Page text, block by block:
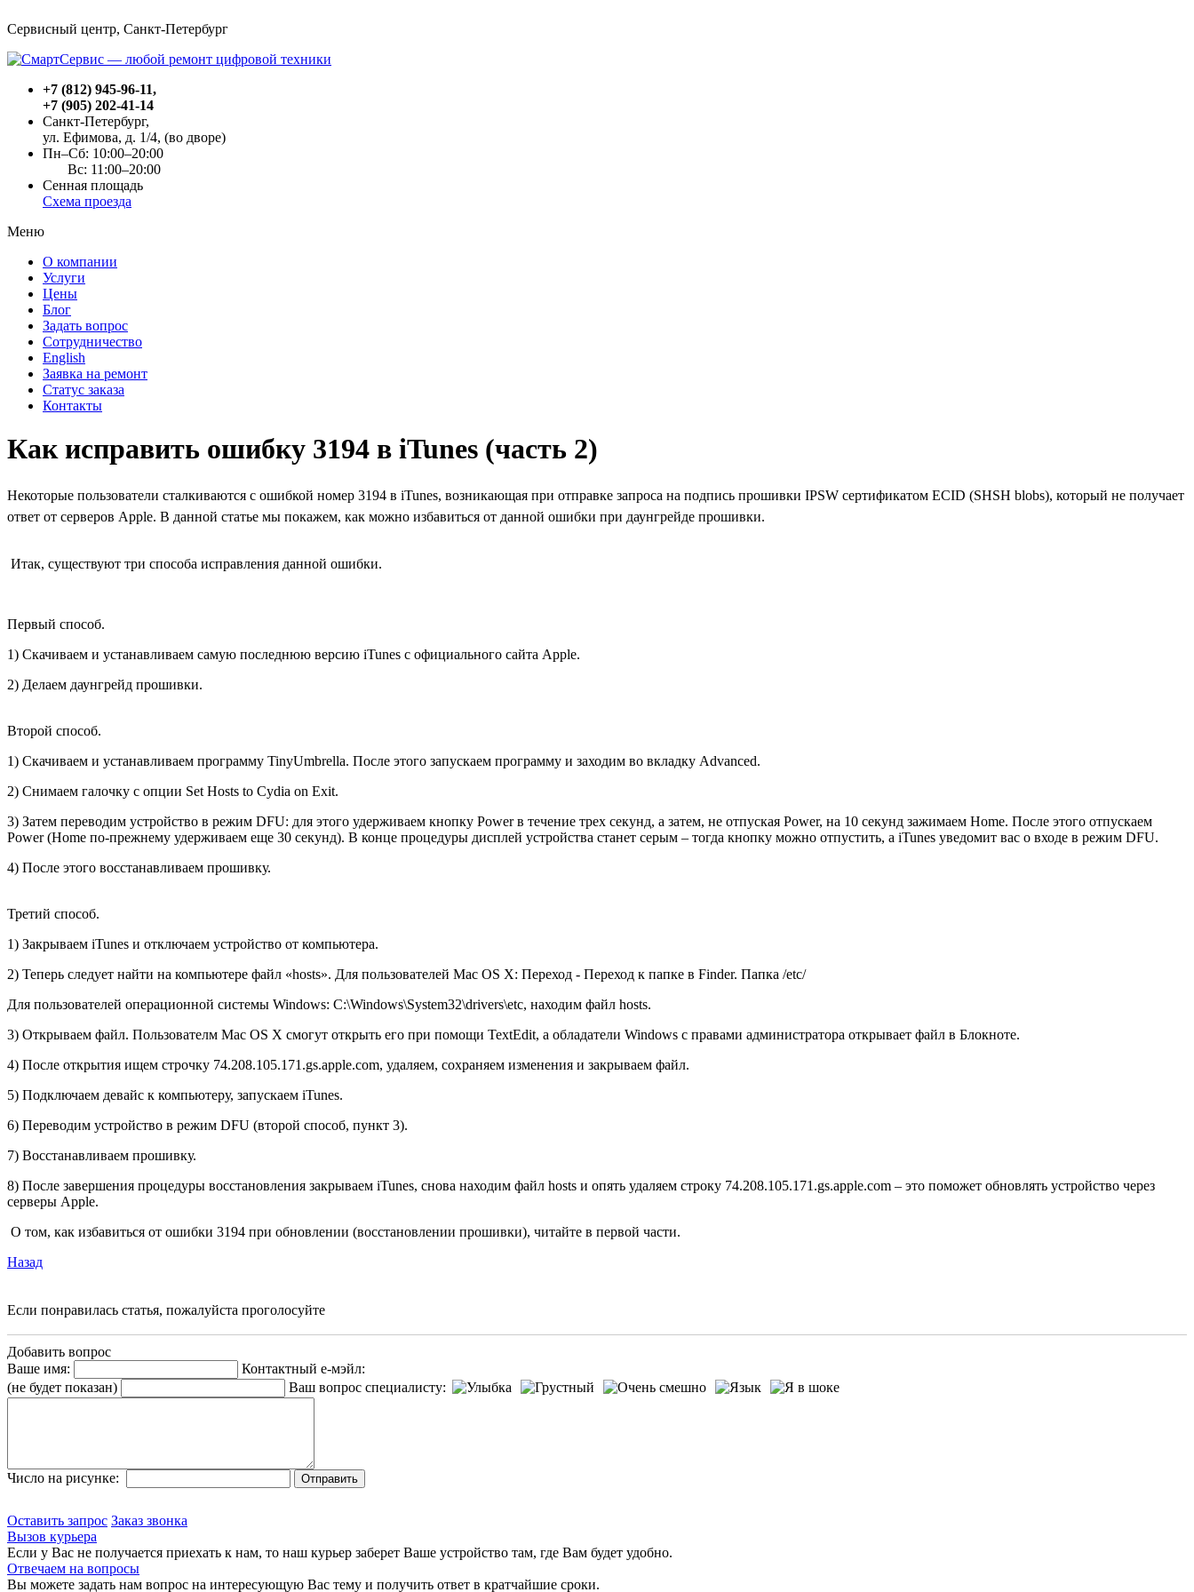
Сервисный центр, Cанкт-Петербург
+7 (812) 945-96-11,
+7 (905) 202-41-14
Санкт-Петербург,
ул. Ефимова, д. 1/4, (во дворе)
Пн–Сб: 10:00–20:00
Вс: 11:00–20:00
Сенная площадь
Схема проезда
Меню
О компании
Услуги
Цены
Блог
Задать вопрос
Сотрудничество
English
Заявка на ремонт
Статус заказа
Контакты
Как исправить ошибку 3194 в iTunes (часть 2)
Некоторые пользователи сталкиваются с ошибкой номер 3194 в iTunes, возникающая при отправке запроса на подпись прошивки IPSW сертификатом ECID (SHSH blobs), который не получает
ответ от серверов Apple. В данной статье мы покажем, как можно избавиться от данной ошибки при даунгрейде прошивки.
Итак, существуют три способа исправления данной ошибки.
Первый способ.
1) Скачиваем и устанавливаем самую последнюю версию iTunes с официального сайта Apple.
2) Делаем даунгрейд прошивки.
Второй способ.
1) Скачиваем и устанавливаем программу TinyUmbrella. После этого запускаем программу и заходим во вкладку Advanced.
2) Снимаем галочку с опции Set Hosts to Cydia on Exit.
3) Затем переводим устройство в режим DFU: для этого удерживаем кнопку Power в течение трех секунд, а затем, не отпуская Power, на 10 секунд зажимаем Home. После этого отпускаем
Power (Home по-прежнему удерживаем еще 30 секунд). В конце процедуры дисплей устройства станет серым – тогда кнопку можно отпустить, а iTunes уведомит вас о входе в режим DFU.
4) После этого восстанавливаем прошивку.
Третий способ.
1) Закрываем iTunes и отключаем устройство от компьютера.
2) Теперь следует найти на компьютере файл «hosts». Для пользователей Mac OS Х: Переход - Переход к папке в Finder. Папка /etc/
Для пользователей операционной системы Windows: C:\Windows\System32\drivers\etc, находим файл hosts.
3) Открываем файл. Пользователм Mac OS X смогут открыть его при помощи TextEdit, а обладатели Windows с правами администратора открывает файл в Блокноте.
4) После открытия ищем строчку 74.208.105.171.gs.apple.com, удаляем, сохраняем изменения и закрываем файл.
5) Подключаем девайс к компьютеру, запускаем iTunes.
6) Переводим устройство в режим DFU (второй способ, пункт 3).
7) Восстанавливаем прошивку.
8) После завершения процедуры восстановления закрываем iTunes, снова находим файл hosts и опять удаляем строку 74.208.105.171.gs.apple.com – это поможет обновлять устройство через
серверы Apple.
О том, как избавиться от ошибки 3194 при обновлении (восстановлении прошивки), читайте в первой части.
Назад
Если понравилась статья, пожалуйста проголосуйте
Добавить вопрос
Ваше имя:
Контактный е-мэйл:
(не будет показан)
Ваш вопрос специалисту:
Число на рисунке:
Оставить запрос Заказ звонка
Вызов курьера
Если у Вас не получается приехать к нам, то наш курьер заберет Ваше устройство там, где Вам будет удобно.
Отвечаем на вопросы
Вы можете задать нам вопрос на интересующую Вас тему и получить ответ в кратчайшие сроки.